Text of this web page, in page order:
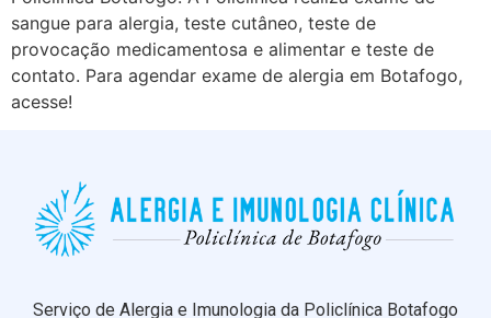
sangue para alergia, teste cutâneo, teste de
provocação medicamentosa e alimentar e teste de
contato. Para agendar exame de alergia em Botafogo,
acesse!
Serviço de Alergia e Imunologia da Policlínica Botafogo